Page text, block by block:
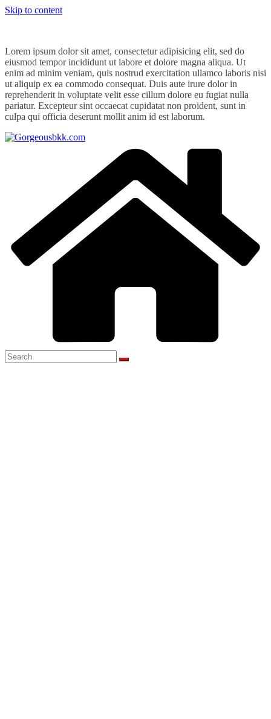
Skip to content
Lorem ipsum dolor sit amet, consectetur adipisicing elit, sed do
eiusmod tempor incididunt ut labore et dolore magna aliqua. Ut
enim ad minim veniam, quis nostrud exercitation ullamco laboris nisi
ut aliquip ex ea commodo consequat. Duis aute irure dolor in
reprehenderit in voluptate velit esse cillum dolore eu fugiat nulla
pariatur. Excepteur sint occaecat cupidatat non proident, sunt in
culpa qui officia deserunt mollit anim id est laborum.